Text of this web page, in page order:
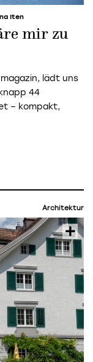
Iten
mir zu
lädt uns
44
– kompakt,
Architektur